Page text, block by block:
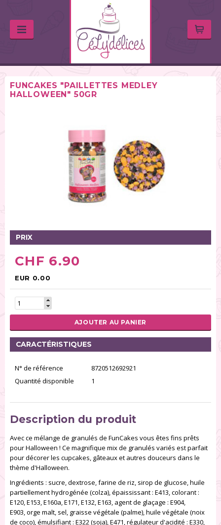
FUNCAKES "PAILLETTES MEDLEY
HALLOWEEN" 50GR
PRIX
CHF 6.90
EUR 0.00
AJOUTER AU PANIER
CARACTÉRISTIQUES
N° de référence
8720512692921
Quantité disponible
1
Description du produit
Avec ce mélange de granulés de FunCakes vous êtes fins prêts
pour Halloween ! Ce magnifique mix de granulés variés est parfait
pour décorer les cupcakes, gâteaux et autres douceurs dans le
thème d'Halloween.
Ingrédients : sucre, dextrose, farine de riz, sirop de glucose, huile
partiellement hydrogénée (colza), épaississant : E413, colorant :
E120, E153, E160a, E171, E132, E163, agent de glaçage : E904,
E903, orge malt, sel, graisse végétale (palme), huile végétale (noix
de coco), émulsifiant : E322 (soja), E471, régulateur d'acidité : E330,